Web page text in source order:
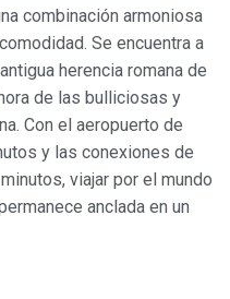
combinación armoniosa
Se encuentra a
herencia romana de
de las bulliciosas y
Con el aeropuerto de
y las conexiones de
viajar por el mundo
anclada en un